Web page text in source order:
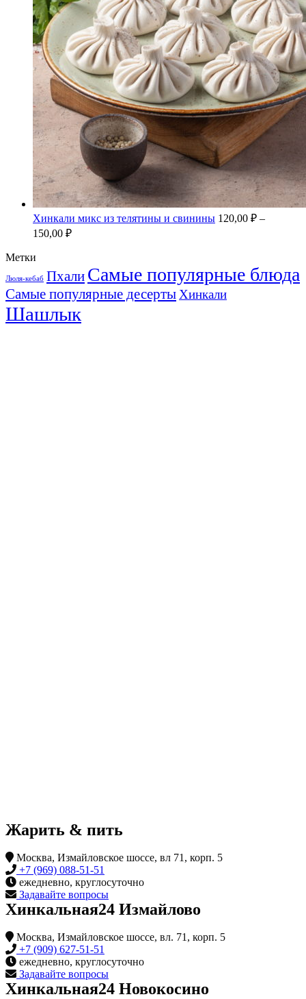
Хинкали микс из телятины и свинины 120,00 ₽ –
150,00 ₽
Метки
Люля-кебаб Пхали Самые популярные блюда
Самые популярные десертыХинкали
Шашлык
Жарить & пить
Москва, Измайловское шоссе, вл 71, корп. 5
+7 (969) 088-51-51
ежедневно, круглосуточно
Задавайте вопросы
Хинкальная24 Измайлово
Москва, Измайловское шоссе, вл. 71, корп. 5
+7 (909) 627-51-51
ежедневно, круглосуточно
Задавайте вопросы
Хинкальная24 Новокосино